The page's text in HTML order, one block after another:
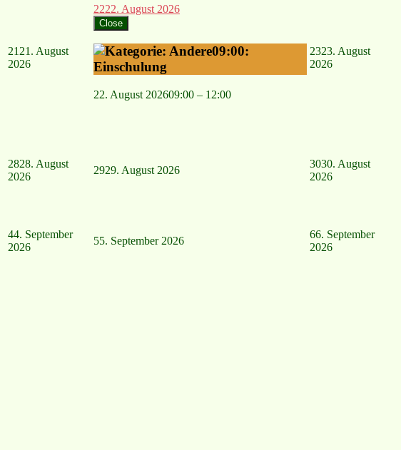
21 21. August
2026
2222. August 2026
Close
09:00:
Einschulung
22. August 202609:00 – 12:00
2323. August
2026
2828. August
2026
2929. August 2026
3030. August
2026
44. September
2026
55. September 2026
66. September
2026